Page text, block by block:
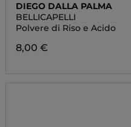
DIEGO DALLA PALMA
BELLICAPELLI
Polvere di Riso e Acido
8,00 €